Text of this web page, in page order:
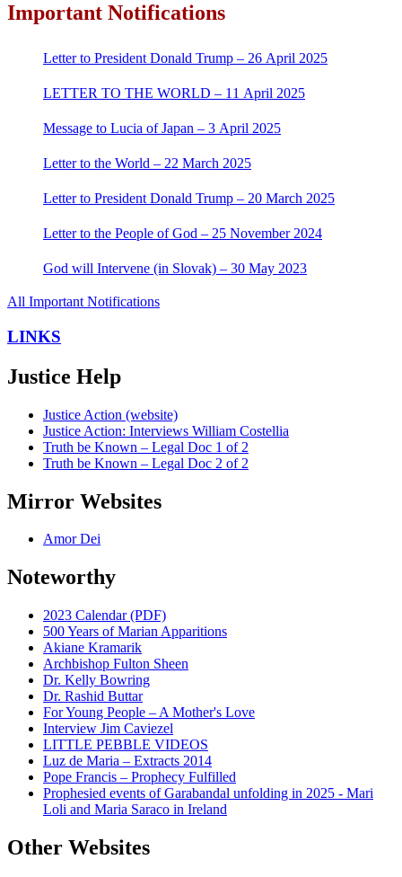
Important Notifications
Letter to President Donald Trump – 26 April 2025
LETTER TO THE WORLD – 11 April 2025
Message to Lucia of Japan – 3 April 2025
Letter to the World – 22 March 2025
Letter to President Donald Trump – 20 March 2025
Letter to the People of God – 25 November 2024
God will Intervene (in Slovak) – 30 May 2023
All Important Notifications
LINKS
Justice Help
Justice Action (website)
Justice Action: Interviews William Costellia
Truth be Known – Legal Doc 1 of 2
Truth be Known – Legal Doc 2 of 2
Mirror Websites
Amor Dei
Noteworthy
2023 Calendar (PDF)
500 Years of Marian Apparitions
Akiane Kramarik
Archbishop Fulton Sheen
Dr. Kelly Bowring
Dr. Rashid Buttar
For Young People – A Mother's Love
Interview Jim Caviezel
LITTLE PEBBLE VIDEOS
Luz de Maria – Extracts 2014
Pope Francis – Prophecy Fulfilled
Prophesied events of Garabandal unfolding in 2025 - Mari
Loli and Maria Saraco in Ireland
Other Websites